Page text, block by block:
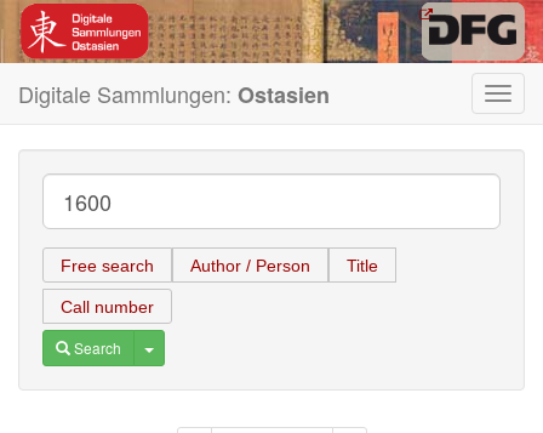
Digitale Sammlungen: Ostasien
Free search Author / Person Title
Call number
Search Toggle Dropdown